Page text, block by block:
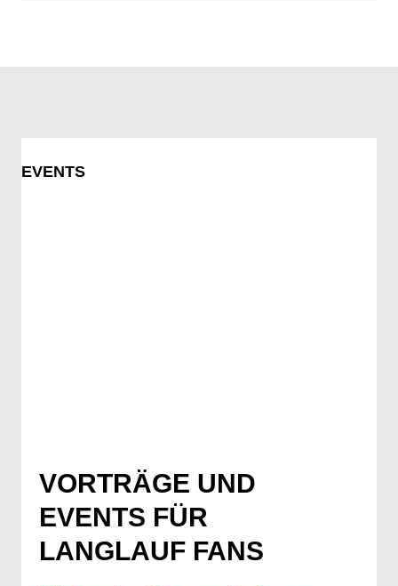
EVENTS
VORTRÄGE UND
EVENTS FÜR
LANGLAUF FANS